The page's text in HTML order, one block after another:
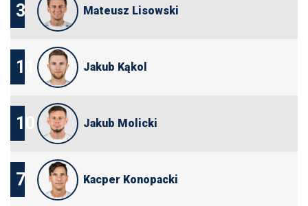
3 Mateusz Lisowski
11 Jakub Kąkol
10 Jakub Molicki
7 Kacper Konopacki